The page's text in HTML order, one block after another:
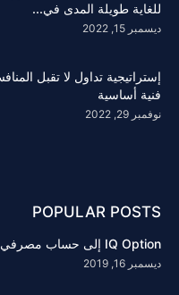
للغاية طويلة المدى في...
ديسمبر 15, 2022
فنية أساسية
نوفمبر 29, 2022
POPULAR POSTS
IQ Option إلى حساب مصرفي عبر الإنترنت
ديسمبر 16, 2019